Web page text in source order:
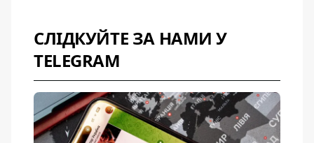
СЛІДКУЙТЕ ЗА НАМИ У
TELEGRAM